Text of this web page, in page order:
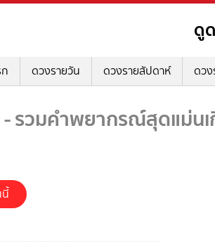
ดู
ดวงรายวัน ดวงรายสัปดาห์ ดว
- รวมคำพยากรณ์สุดแม่น